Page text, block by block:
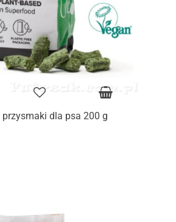
przysmaki dla psa 200 g